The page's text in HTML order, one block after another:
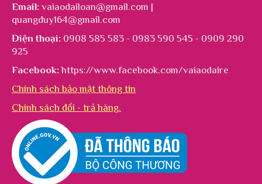
Email: vaiaodailoan@gmail.com |
quangduy164@gmail.com
Điện thoại: 0908 585 583 - 0983 590 545 - 0909 290
925
Facebook: https://www.facebook.com/vaiaodaire
Chính sách bảo mật thông tin
Chính sách đổi - trả hàng.